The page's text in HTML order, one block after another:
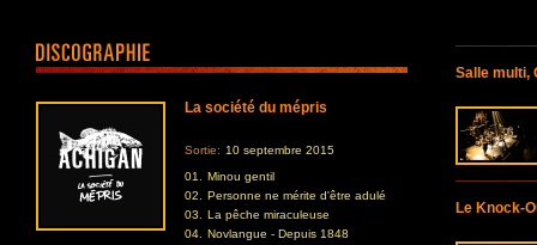
La société du mépris
Sortie: 10 septembre 2015
01.
Minou gentil
02.
Personne ne mérite d'être adulé
03.
La pêche miraculeuse
04.
Novlangue - Depuis 1848
Salle multi,
Le Knock-